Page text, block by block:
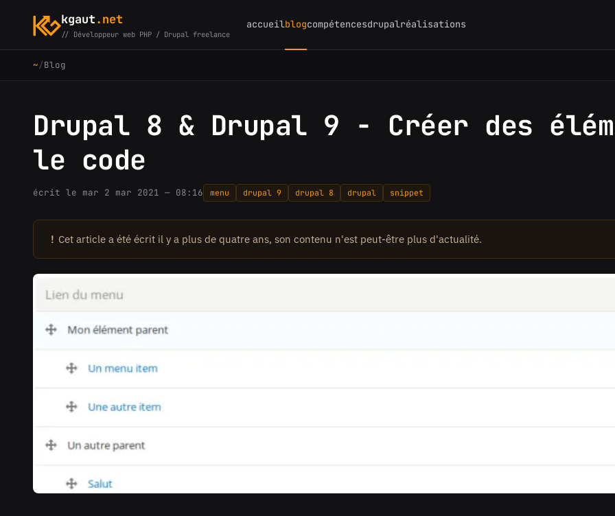
kgaut.net
// Développeur web PHP / Drupal freelance
accueil blogcompétencesdrupal réalisations
~/Blog
Drupal 8 & Drupal 9 - Créer des
le code
écrit le mar 2 mar 2021 — 08:16 menu drupal 9 drupal 8 drupal snippet
! Cet article a été écrit il y a plus de quatre ans, son contenu n'est peut-être plus d'actualité.